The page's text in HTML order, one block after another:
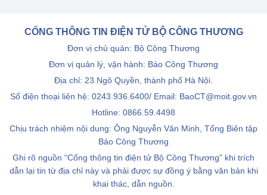
CỔNG THÔNG TIN ĐIỆN TỬ BỘ CÔNG THƯƠNG
Đơn vị chủ quản: Bộ Công Thương
Đơn vị quản lý, vận hành: Báo Công Thương
Địa chỉ: 23 Ngô Quyền, thành phố Hà Nội.
Số điện thoại liên hệ: 0243.936.6400/ Email: BaoCT@moit.gov.vn
Hotline: 0866.59.4498
Chịu trách nhiệm nội dung: Ông Nguyễn Văn Minh, Tổng Biên tập
Báo Công Thương
Ghi rõ nguồn “Cổng thông tin điện tử Bộ Công Thương” khi trích
dẫn lại tin từ địa chỉ này và phải được sự đồng ý bằng văn bản khi
khai thác, dẫn nguồn.